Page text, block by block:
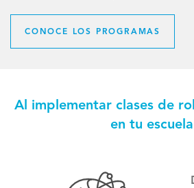
CONOCE LOS PROGRAMAS
Al implementar clases de
en tu